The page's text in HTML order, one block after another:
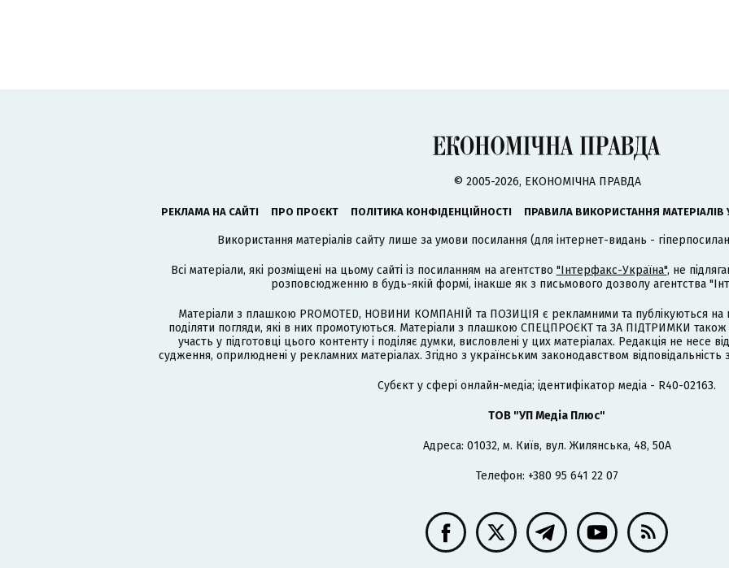
© 2005-2026, ЕКОНОМІЧНА ПРАВДА
РЕКЛАМА НА САЙТІ ПРО ПРОЄКТ ПОЛІТИКА КОНФІДЕНЦІЙНОСТІ ПРАВИЛА ВИКОРИСТАННЯ МАТЕРІАЛІВ
Використання матеріалів сайту лише за умови посилання (для інтернет-видань -
Всі матеріали, які розміщені на цьому сайті із посиланням на агентство "Інтерфакс-Україна", не
розповсюдженню в будь-якій формі, інакше як з письмового дозволу агентства
Матеріали з плашкою PROMOTED, НОВИНИ КОМПАНІЙ та ПОЗИЦІЯ є рекламними та публікуються на
поділяти погляди, які в них промотуються. Матеріали з плашкою СПЕЦПРОЄКТ та ЗА ПІДТРИМКИ
участь у підготовці цього контенту і поділяє думки, висловлені у цих матеріалах. Редакція не несе
судження, оприлюднені у рекламних матеріалах. Згідно з українським законодавством
Cубєкт у сфері онлайн-медіа; ідентифікатор медіа - R40-02163.
ТОВ "УП Медіа Плюс"
Адреса: 01032, м. Київ, вул. Жилянська, 48, 50А
Телефон: +380 95 641 22 07